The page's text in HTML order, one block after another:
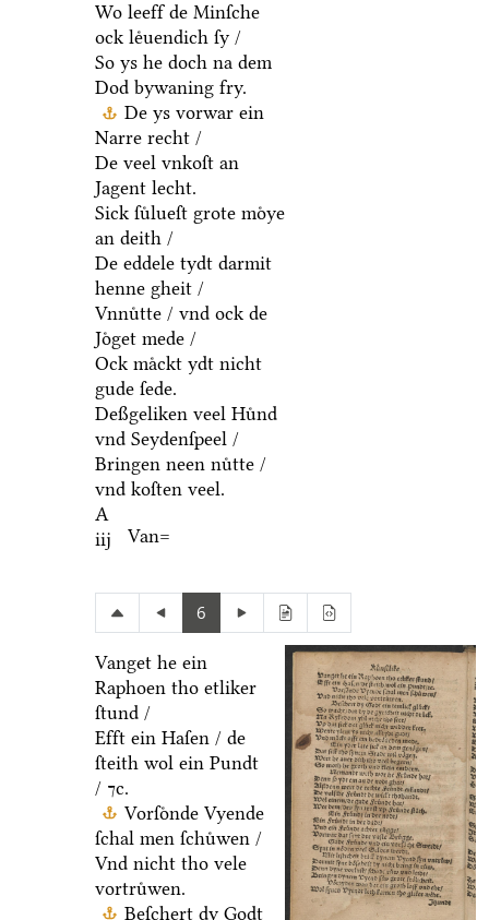
Wo leeff de Minſche
ock leͤuendich ſy /
So ys he doch na dem
Dod bywaning fry.
De ys vorwar ein
Narre recht /
De veel vnkoſt an
Jagent lecht.
Sick ſuͤlueſt grote moͤye
an deith /
De eddele tydt darmit
henne gheit /
Vnnuͤtte / vnd ock de
Joͤget mede /
Ock maͤckt ydt nicht
gude ſede.
Deßgeliken veel Huͤnd
vnd Seydenſpeel /
Bringen neen nuͤtte /
vnd koſten veel.
A
iij
Van=
6
Vanget he ein
Raphoen tho etliker
ſtund /
Efft ein Haſen / de
ſteith wol ein Pundt
/ ⁊c.
Vorſoͤnde Vyende
ſchal men ſchuͤwen /
Vnd nicht tho vele
vortruͤwen.
Beſchert dy Godt